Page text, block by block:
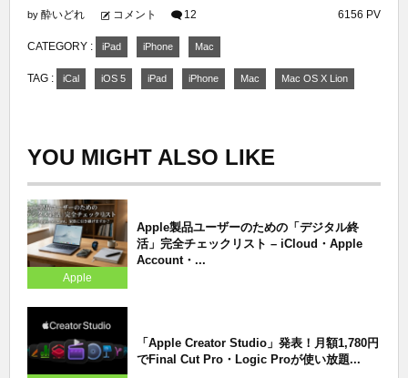
by 酔いどれ コメント 12 6156 PV
CATEGORY : iPad iPhone Mac
TAG : iCal iOS 5 iPad iPhone Mac Mac OS X Lion
YOU MIGHT ALSO LIKE
Apple
Apple製品ユーザーのための「デジタル終
活」完全チェックリスト – iCloud・Apple
Account・...
「Apple Creator Studio」発表！月額1,780円
でFinal Cut Pro・Logic Proが使い放題...